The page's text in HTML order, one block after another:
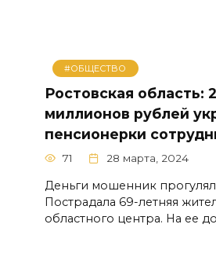
#ОБЩЕСТВО
Ростовская область:
миллионов рублей
пенсионерки
71 28 марта, 2024
Деньги мошенник
Пострадала 69-летняя
областного центра. На ее